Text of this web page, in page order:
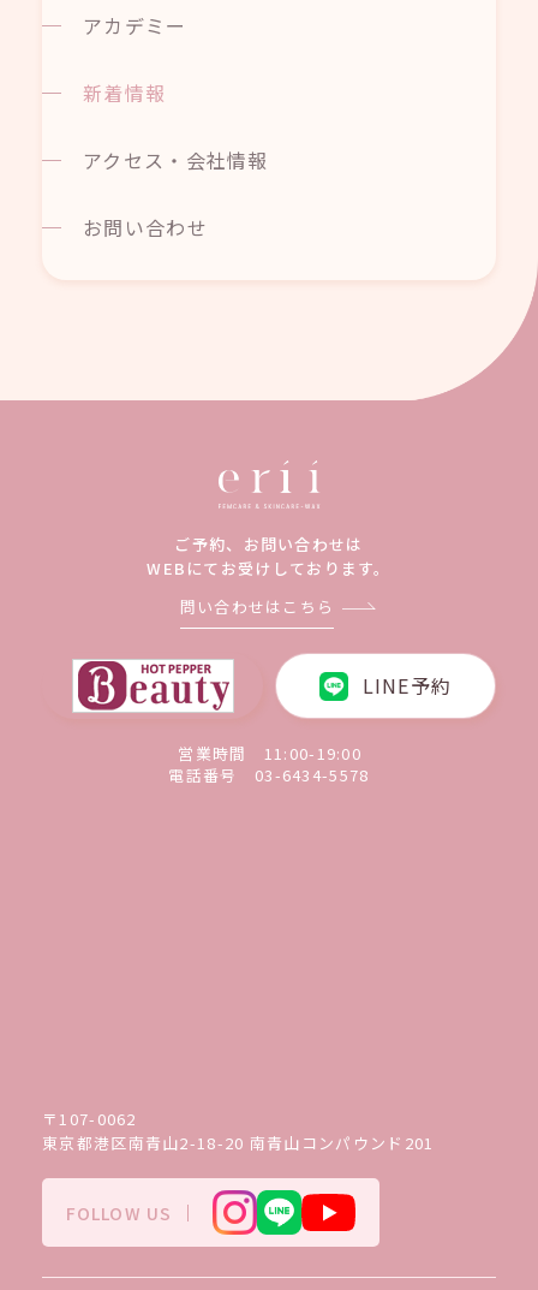
アカデミー
新着情報
アクセス・会社情報
お問い合わせ
ご予約、お問い合わせは
WEBにてお受けしております。
問い合わせはこちら
LINE予約
営業時間 11:00-19:00
電話番号 03-6434-5578
〒107-0062
東京都港区南青山2-18-20 南青山コンパウンド201
FOLLOW US